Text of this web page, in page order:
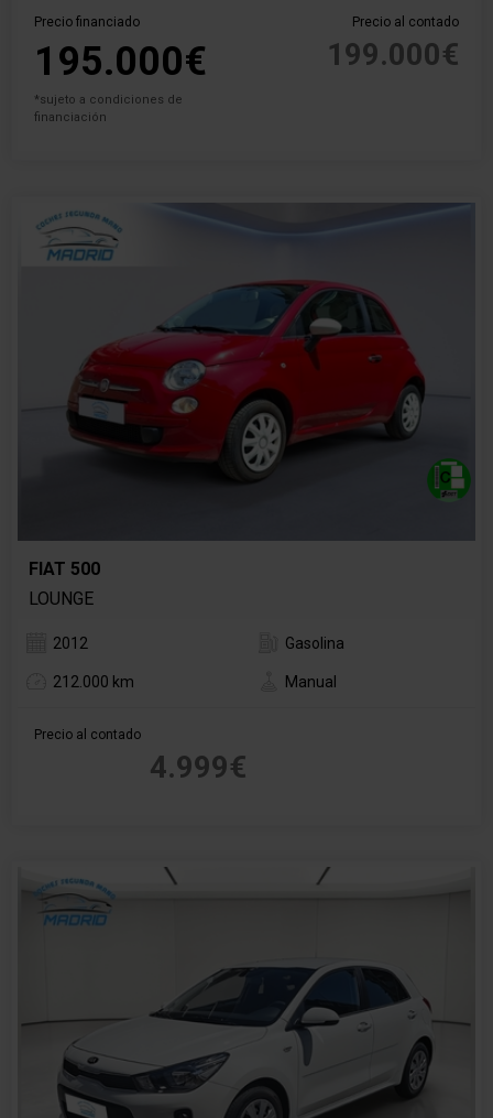
Precio financiado
195.000€
*sujeto a condiciones de
financiación
Precio al contado
199.000€
FIAT 500
LOUNGE
2012 Gasolina
212.000 km Manual
Precio al contado
4.999€